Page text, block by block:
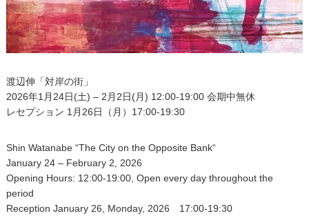
渡辺伸「対岸の街」
2026年1月24日(土) – 2月2日(月) 12:00-19:00 会期中無休
レセプション 1月26日（月）17:00-19:30
Shin Watanabe “The City on the Opposite Bank“
January 24 – February 2, 2026
Opening Hours: 12:00-19:00, Open every day throughout the
period
Reception January 26, Monday, 2026 17:00-19:30